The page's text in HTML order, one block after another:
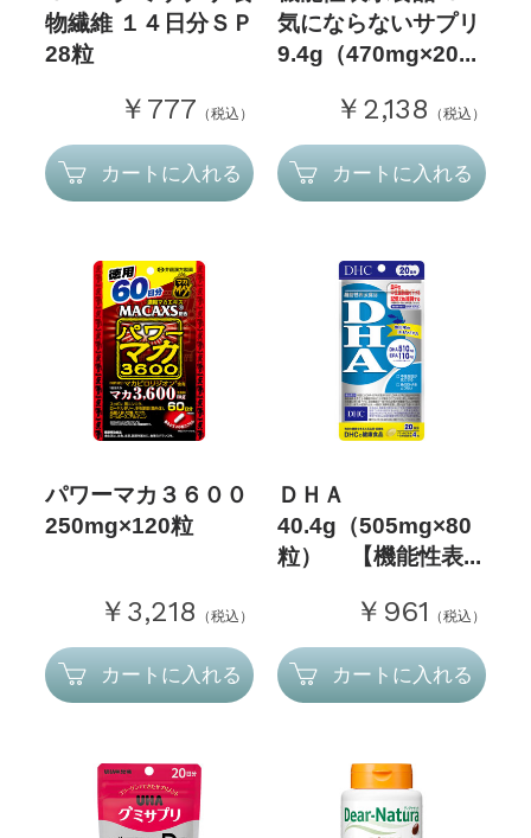
物繊維 １４日分ＳＰ
28粒
￥777 （税込）
カートに入れる
気にならないサプリ
9.4g（470mg×20...
￥2,138 （税込）
カートに入れる
パワーマカ３６００
250mg×120粒
￥3,218 （税込）
カートに入れる
ＤＨＡ
40.4g（505mg×80
粒） 【機能性表...
￥961 （税込）
カートに入れる